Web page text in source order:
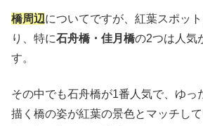
橋周辺についてですが、紅葉スポッ
り、特に石舟橋・佳月橋の2つは人気
す。
その中でも石舟橋が1番人気で、ゆっ
描く橋の姿が紅葉の景色とマッチし